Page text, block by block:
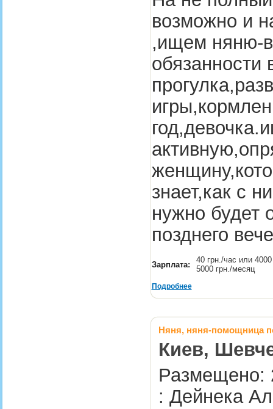
возможно и
,ищем няню-
обязанности
знает,как с
нужно будет
позднего
Зарплата:
40 грн./час или 4000
5000 грн./месяц
Подробнее
Няня, няня-помощница
Киев,
Размещено:
: Дейнека